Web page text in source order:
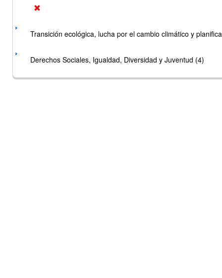
Transición ecológica, lucha por el cambio climático y
Derechos Sociales, Igualdad, Diversidad y Juventud (4)